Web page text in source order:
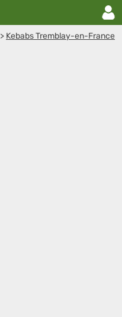
> Kebabs Tremblay-en-France